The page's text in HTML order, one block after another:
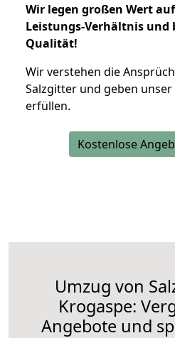
Wir legen großen Wert
Leistungs-Verhältnis und
Qualität!
Wir verstehen die
Salzgitter und geben unser
erfüllen.
Kostenlose
Umzug von
Krogaspe:
Angebote und